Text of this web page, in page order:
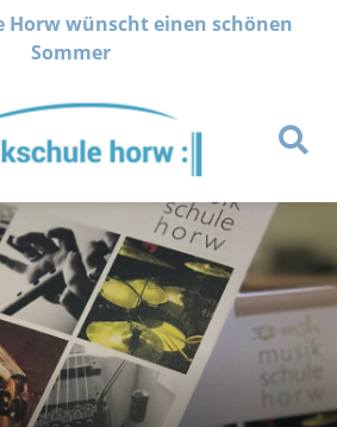
Horw wünscht einen schönen
Sommer